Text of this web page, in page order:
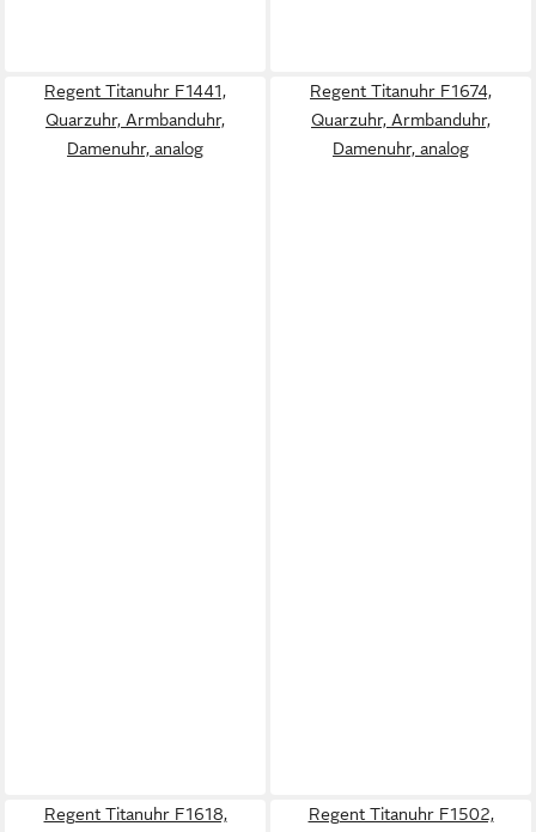
Regent Titanuhr F1441,
Quarzuhr, Armbanduhr,
Damenuhr, analog
Regent Titanuhr F1674,
Quarzuhr, Armbanduhr,
Damenuhr, analog
Regent Titanuhr F1618,
Regent Titanuhr F1502,